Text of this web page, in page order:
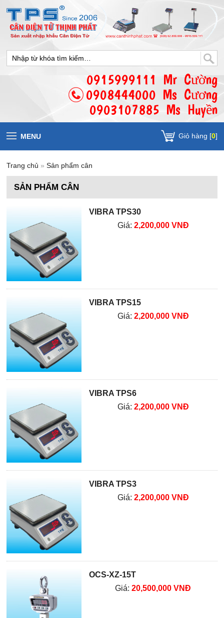
0915999111 Mr Cường
0908444000 Ms Cương
0903107885 Ms Huyền
MENU Giỏ hàng [0]
Trang chủ »Sản phẩm cân
SẢN PHẨM CÂN
VIBRA TPS30
Giá: 2,200,000 VNĐ
VIBRA TPS15
Giá: 2,200,000 VNĐ
VIBRA TPS6
Giá: 2,200,000 VNĐ
VIBRA TPS3
Giá: 2,200,000 VNĐ
OCS-XZ-15T
Giá:20,500,000 VNĐ